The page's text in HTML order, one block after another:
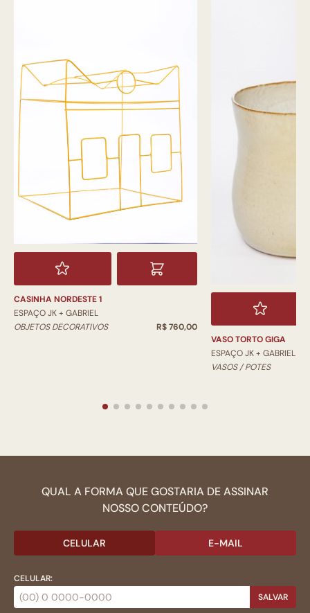
CASINHA NORDESTE 1
ESPAÇO JK + GABRIEL
OBJETOS DECORATIVOS
R$ 760,00
VASO TORTO GIGA
ESPAÇO JK + GABRIEL
VASOS / POTES
QUAL A FORMA QUE GOSTARIA DE ASSINAR
NOSSO CONTEÚDO?
CELULAR E-MAIL
CELULAR:
SALVAR